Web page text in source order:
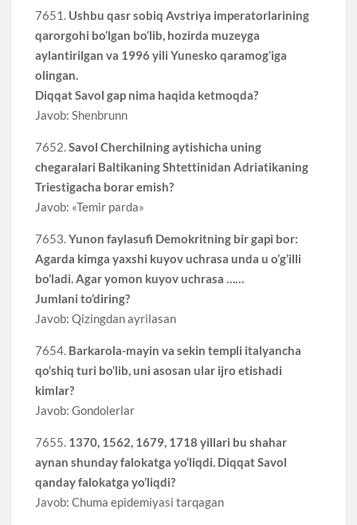
7651. Ushbu qasr sobiq Avstriya imperatorlarining
qarorgohi bo‘lgan bo‘lib, hozirda muzeyga
aylantirilgan va 1996 yili Yunesko qaramog‘iga
olingan.
Diqqat Savol gap nima haqida ketmoqda?
Javob: Shenbrunn
7652.Savol Cherchilning aytishicha uning
chegaralari Baltikaning Shtettinidan Adriatikaning
Triestigacha borar emish?
Javob: «Temir parda»
7653.Yunon faylasufi Demokritning bir gapi bor:
Agarda kimga yaxshi kuyov uchrasa unda u o’g’illi
bo’ladi. Agar yomon kuyov uchrasa ……
Jumlani to’diring?
Javob: Qizingdan ayrilasan
7654. Barkarola-mayin va sekin templi italyancha
qo‘shiq turi bo‘lib, uni asosan ular ijro etishadi
kimlar?
Javob: Gondolerlar
7655. 1370, 1562, 1679, 1718 yillari bu shahar
aynan shunday falokatga yo‘liqdi. Diqqat Savol
qanday falokatga yo’liqdi?
Javob: Chuma epidemiyasi tarqagan